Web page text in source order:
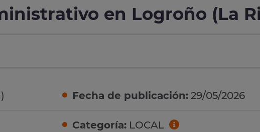
en Logroño (La
Fecha de publicación: 29/05/2026
Categoría: LOCAL